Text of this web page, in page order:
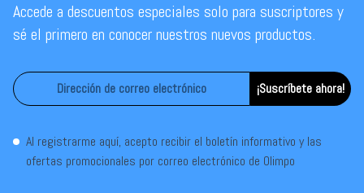
Accede a descuentos especiales solo para suscriptores y
sé el primero en conocer nuestros nuevos productos.
¡Suscríbete ahora!
Al registrarme aquí, acepto recibir el boletín informativo y las
ofertas promocionales por correo electrónico de Olimpo